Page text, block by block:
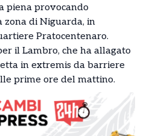
piena provocando
di Niguarda, in
Pratocentenaro.
il Lambro, che ha allagato
in extremis da barriere
prime ore del mattino.